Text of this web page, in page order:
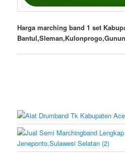
Harga marching band 1 set